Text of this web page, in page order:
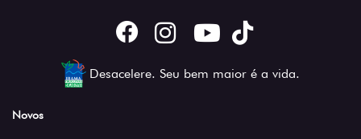
Desacelere. Seu bem maior é a vida.
Novos